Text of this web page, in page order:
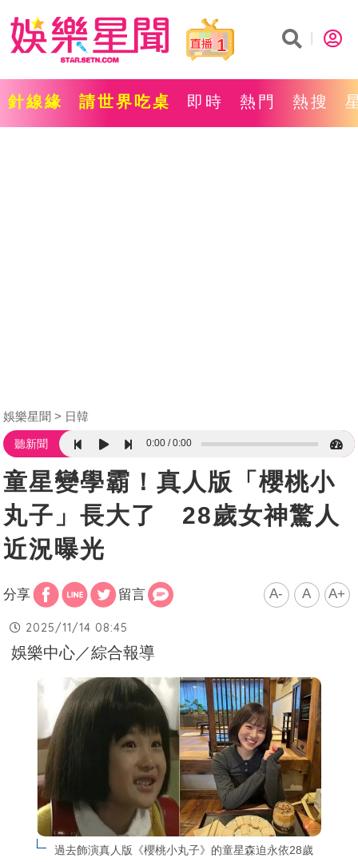
1
針線緣 請世界吃桌 即時 熱門 熱搜
娛樂星聞 日韓
聽新聞 0:00 0:00
童星變學霸！真人版「櫻桃小
丸子」長大了 28歲女神驚人
近況曝光
分享 留言 A- A A+
2025/11/14 08:45
娛樂中心／綜合報導
過去飾演真人版《櫻桃小丸子》的童星森迫永依28歲